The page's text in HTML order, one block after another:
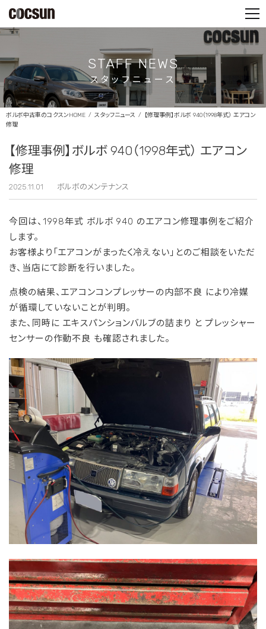
STAFF NEWS
スタッフニュース
ボルボ中古車のコクスンHOME スタッフニュース
【修理事例】ボルボ 940（1998年式） エアコン
修理
【修理事例】ボルボ 940（1998年式） エアコン
修理
2025.11.01 ボルボのメンテナンス
今回は、1998年式 ボルボ 940 のエアコン修理事例をご紹介
します。
お客様より「エアコンがまったく冷えない」とのご相談をいただ
き、当店にて診断を行いました。
点検の結果、エアコンコンプレッサーの内部不良 により冷媒
が循環していないことが判明。
また、同時に エキスパンションバルブの詰まり と プレッシャー
センサーの作動不良 も確認されました。